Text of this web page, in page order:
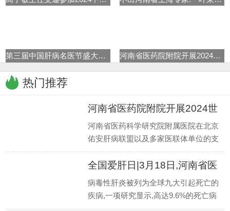
第三届中国肝病名医节盛大启动 河南省医药院附院开展2024世界肝
热门推荐
河南省医药院附院开展2024世
界肝
河南省医药科学研究院附属医院在北京
佑安肝病联盟以及多家医联体单位的支
持下,在乙肝临床治愈专病门诊稳定推进
的同时
全国爱肝日|3月18日,河南省医
药院
病毒性肝炎被列为全球九大引起死亡的
疾病,一项研究显示,高达9.6%的死亡病